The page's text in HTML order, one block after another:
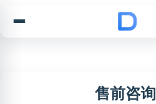
售前咨询